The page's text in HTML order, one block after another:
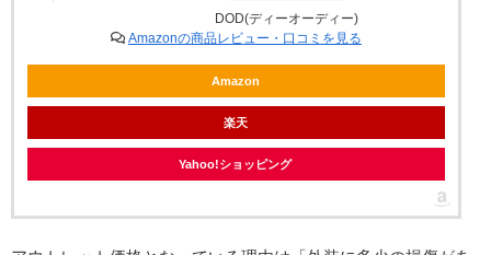
DOD(ディーオーディー)
Amazonの商品レビュー・口コミを見る
Amazon
楽天
Yahoo!ショッピング